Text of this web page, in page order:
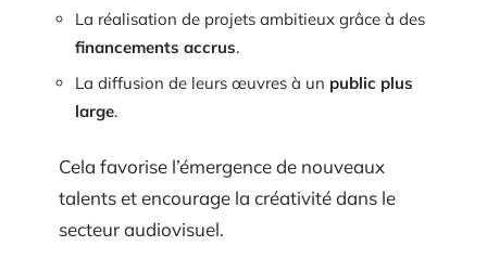
La réalisation de projets ambitieux grâce à des
financements accrus.
La diffusion de leurs œuvres à un public plus
large.
Cela favorise l’émergence de nouveaux
talents et encourage la créativité dans le
secteur audiovisuel.